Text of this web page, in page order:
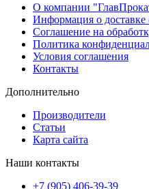
О компании
Информация о доставке
Соглашение на
Политика
Условия соглашения
Контакты
Дополнительно
Производители
Статьи
Карта сайта
Наши контакты
+7 (905) 406-39-39